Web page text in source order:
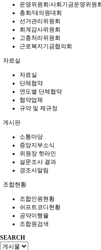
운영위원회/사회기금운영위원회
총회/대의원대회
선거관리위원회
회계감사위원회
고충처리위원회
근로복지기금협의회
자료실
자료실
단체협약
연도별 단체협약
협약업체
규약 및 제규정
게시판
소통마당
중앙지부소식
위원장 핫라인
설문조사 결과
경조사알림
조합현황
조합인원현황
쉬프트코디현황
공약이행율
조합원검색
SEARCH